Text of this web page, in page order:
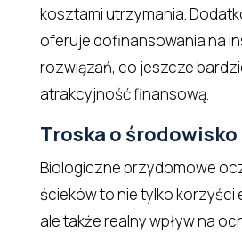
kosztami utrzymania.
oferuje dofinansowania na
rozwiązań, co jeszcze
atrakcyjność finansową.
Troska o środowisko
Biologiczne przydomowe
ścieków to nie tylko korzyści
ale także realny wpływ na